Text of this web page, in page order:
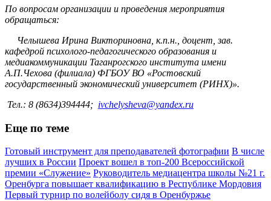
По вопросам организации и проведения мероприятия
обращаться:
Челышева Ирина Викториновна, к.п.н., доцент, зав.
кафедрой психолого-педагогического образования и
медиакоммуникации Таганрогского института имени
А.П.Чехова (филиала) ФГБОУ ВО «Ростовский
государственный экономический университет (РИНХ)».
Тел.: 8 (8634)394444; ivchelysheva@yandex.ru
Еще по теме
Готовый инструмент для преподавателей фотографии В числе
лучших в России Проект вошел в топ-200 Всероссийской
премии «Служение» Руководитель медиацентра школы №21 г.
Оренбурга повышает квалификацию в Республике Мордовия
Первый турнир по волейболу сидя в Оренбуржье